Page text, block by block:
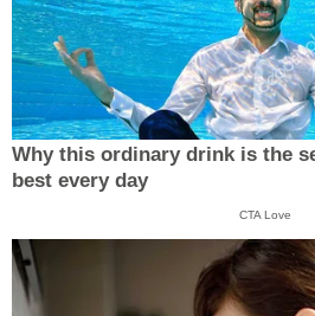
Why this ordinary drink is the
best every day
CTA Love